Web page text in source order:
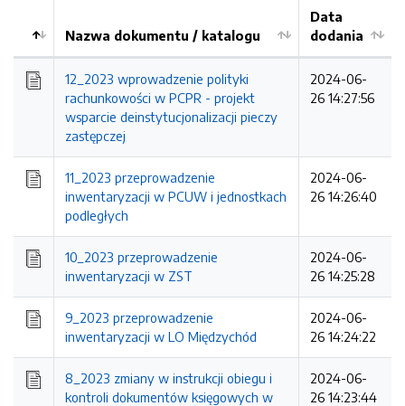
Kolejność
Nazwa dokumentu / katalogu
Data
dodania
12_2023 wprowadzenie polityki
rachunkowości w PCPR - projekt
wsparcie deinstytucjonalizacji pieczy
zastępczej
2024-06-
26 14:27:56
11_2023 przeprowadzenie
inwentaryzacji w PCUW i jednostkach
podległych
2024-06-
26 14:26:40
10_2023 przeprowadzenie
inwentaryzacji w ZST
2024-06-
26 14:25:28
9_2023 przeprowadzenie
inwentaryzacji w LO Międzychód
2024-06-
26 14:24:22
8_2023 zmiany w instrukcji obiegu i
kontroli dokumentów księgowych w
2024-06-
26 14:23:44